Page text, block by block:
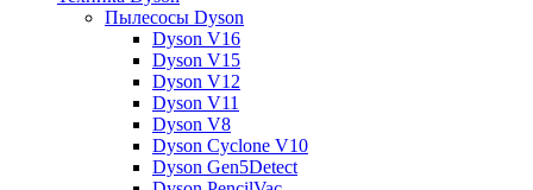
Пылесосы Dyson
Dyson V16
Dyson V15
Dyson V12
Dyson V11
Dyson V8
Dyson Cyclone V10
Dyson Gen5Detect